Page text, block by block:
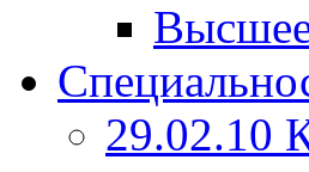
29.02.10